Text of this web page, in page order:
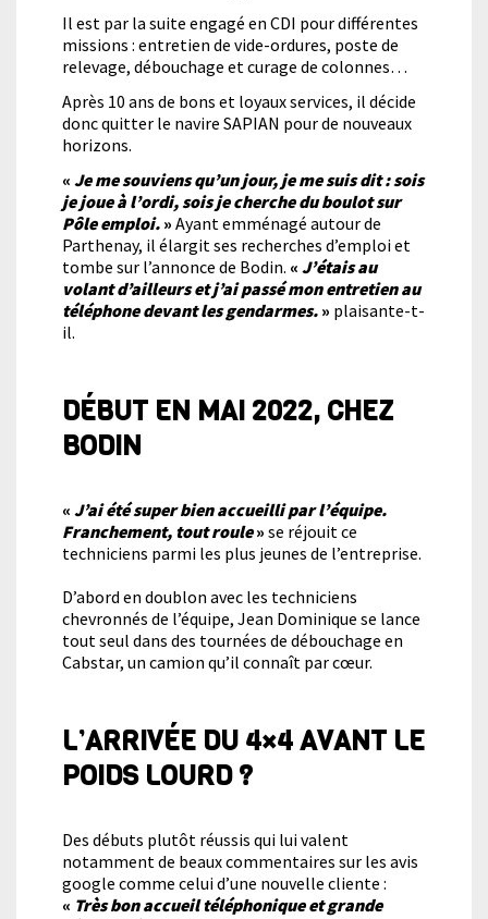
Il est par la suite engagé en CDI pour différentes
missions : entretien de vide-ordures, poste de
relevage, débouchage et curage de colonnes…
Après 10 ans de bons et loyaux services, il décide
donc quitter le navire SAPIAN pour de nouveaux
horizons.
« Je me souviens qu’un jour, je me suis dit : sois
je joue à l’ordi, sois je cherche du boulot sur
Pôle emploi.» Ayant emménagé autour de
Parthenay, il élargit ses recherches d’emploi et
tombe sur l’annonce de Bodin. « J’étais au
volant d’ailleurs et j’ai passé mon entretien au
téléphone devant les gendarmes. » plaisante-t-
il.
DÉBUT EN MAI 2022, CHEZ
BODIN
« J’ai été super bien accueilli par l’équipe.
Franchement, tout roule» se réjouit ce
techniciens parmi les plus jeunes de l’entreprise.
D’abord en doublon avec les techniciens
chevronnés de l’équipe, Jean Dominique se lance
tout seul dans des tournées de débouchage en
Cabstar, un camion qu’il connaît par cœur.
L’ARRIVÉE DU 4×4 AVANT LE
POIDS LOURD ?
Des débuts plutôt réussis qui lui valent
notamment de beaux commentaires sur les avis
google comme celui d’une nouvelle cliente :
« Très bon accueil téléphonique et grande